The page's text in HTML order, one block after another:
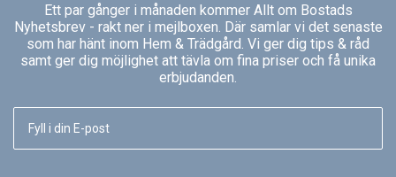
Ett par gånger i månaden kommer Allt om Bostads
Nyhetsbrev - rakt ner i mejlboxen. Där samlar vi det senaste
som har hänt inom Hem & Trädgård. Vi ger dig tips & råd
samt ger dig möjlighet att tävla om fina priser och få unika
erbjudanden.